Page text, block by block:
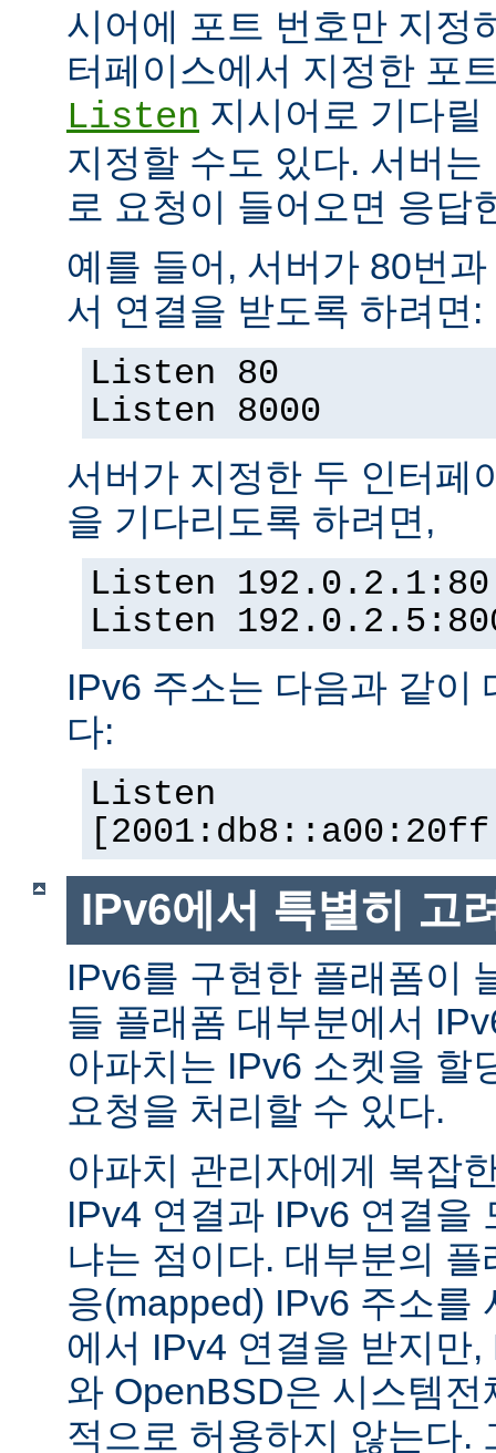
시어에 포트 번호만 지정
터페이스에서 지정한 포
Listen 지시어로 기다
지정할 수도 있다. 서버
로 요청이 들어오면 응답
예를 들어, 서버가 80번
서 연결을 받도록 하려면:
Listen 80
Listen 8000
서버가 지정한 두 인터페
을 기다리도록 하려면,
Listen 192.0.2.1:80
Listen
IPv6 주소는 다음과 같이
다:
Listen
IPv6에서 특별히 고
IPv6를 구현한 플래폼이
들 플래폼 대부분에서
아파치는 IPv6 소켓을 할
요청을 처리할 수 있다.
아파치 관리자에게 복잡
IPv4 연결과 IPv6 연결을
냐는 점이다. 대부분의
응(mapped) IPv6 주소를
에서 IPv4 연결을 받지만
와 OpenBSD은 시스템
적으로 허용하지 않는다.